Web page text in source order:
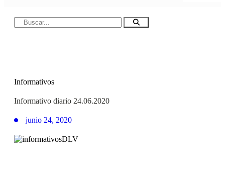
Informativos
Informativo diario 24.06.2020
junio 24, 2020